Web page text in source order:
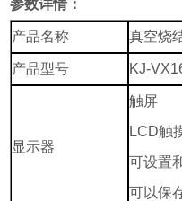
参数详情：
产品名称 真空烧
产品型号 KJ-
显示器
触屏
LCD触
可设置
可以保